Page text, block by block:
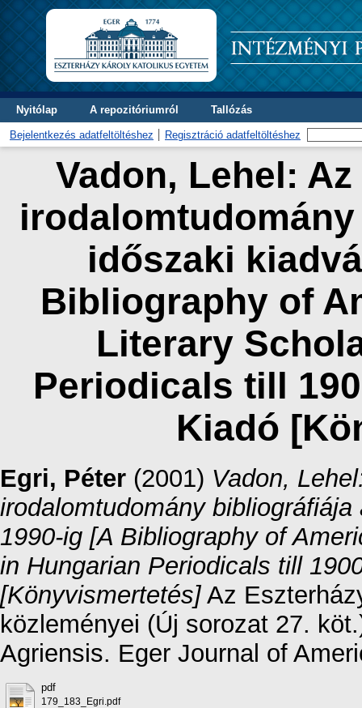
Nyitólap A repozitóriumról Tallózás
Bejelentkezés adatfeltöltéshez Regisztráció adatfeltöltéshez
Vadon, Lehel:
időszaki
Bibliography of
Literary
Periodicals till
Kiadó
Egri, Péter (2001) Vadon,
irodalomtudomány
1990-ig [A Bibliography of
in Hungarian Periodicals till
[Könyvismertetés]Az
közleményei (Új sorozat 27.
Agriensis. Eger Journal of
pdf
179_183_Egri.pdf